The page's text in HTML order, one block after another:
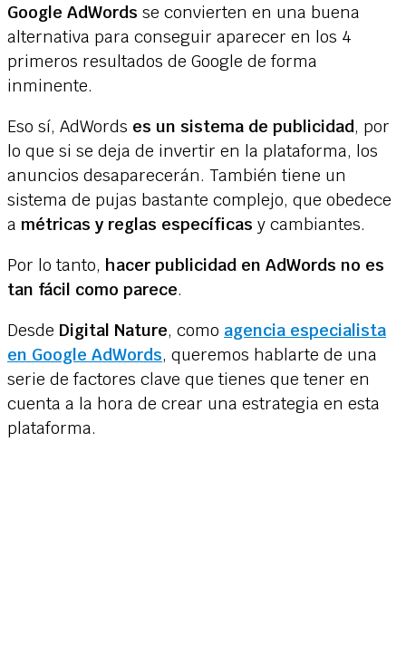
Google AdWords se convierten en una buena
alternativa para conseguir aparecer en los 4
primeros resultados de Google de forma
inminente.
Eso sí, AdWords es un sistema de publicidad, por
lo que si se deja de invertir en la plataforma, los
anuncios desaparecerán. También tiene un
sistema de pujas bastante complejo, que obedece
a métricas y reglas específicas y cambiantes.
Por lo tanto, hacer publicidad en AdWords no es
tan fácil como parece.
Desde Digital Nature, como agencia especialista
en Google AdWords, queremos hablarte de una
serie de factores clave que tienes que tener en
cuenta a la hora de crear una estrategia en esta
plataforma.